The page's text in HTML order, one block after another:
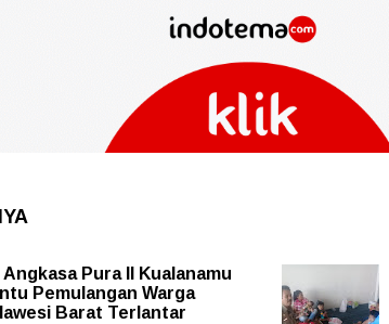
Angkasa Pura II Kualanamu
Pemulangan Warga
Barat Terlantar